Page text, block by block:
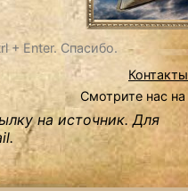
+ Enter. Спасибо.
Контакты
Смотрите нас на
на источник. Для